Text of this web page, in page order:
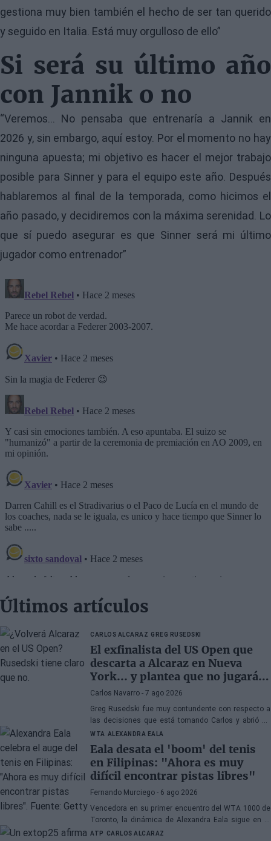
gestiona muy bien también el hecho de ser tan querido
y seguido en Italia. Está muy orgulloso de ello”
Si será su último año
con Jannik o no
“Veremos... No pensaba que entrenaría a Jannik en
2026 y, sin embargo, aquí estoy. Por el momento no hay
ninguna apuesta; mi objetivo es hacer el mejor trabajo
posible para Sinner y para el equipo este año. Después
hablaremos al final de la temporada, como hicimos el
año pasado, y decidiremos con la máxima serenidad. Lo
que sí puedo asegurar es que Sinner será mi último
jugador como entrenador”
Últimos artículos
CARLOS ALCARAZ GREG RUSEDSKI
El exfinalista del US Open que
descarta a Alcaraz en Nueva
York... y plantea que no jugará
más en todo el año
Carlos Navarro - 7 ago 2026
Greg Rusedski fue muy contundente con respecto a
las decisiones que está tomando Carlos y abrió un
melón importante: ¿volverá a jugar en lo que resta de
2026?
WTA ALEXANDRA EALA
Eala desata el 'boom' del tenis
en Filipinas: "Ahora es muy
difícil encontrar pistas libres"
Fernando Murciego - 6 ago 2026
Vencedora en su primer encuentro del WTA 1000 de
Toronto, la dinámica de Alexandra Eala sigue en la
cresta de la ola, incluso a muchos de kilómetros de
ATP CARLOS ALCARAZ